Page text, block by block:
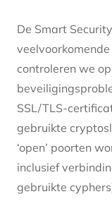
De Smart
controleren we
SSL/TLS-
gebruikte
‘open’ poorten
inclusief
gebruikte